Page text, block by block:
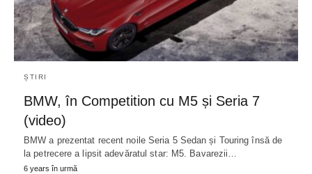
ȘTIRI
BMW, în Competition cu M5 și Seria 7
(video)
BMW a prezentat recent noile Seria 5 Sedan și Touring însă de
la petrecere a lipsit adevăratul star: M5. Bavarezii…
6 years în urmă